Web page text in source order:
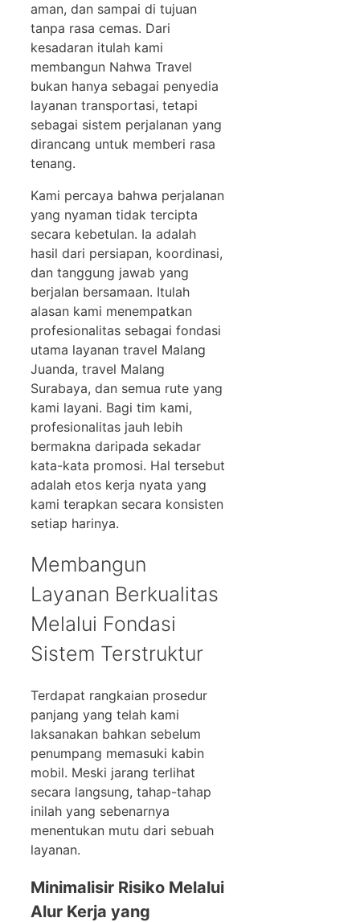
aman, dan sampai di tujuan
tanpa rasa cemas. Dari
kesadaran itulah kami
membangun Nahwa Travel
bukan hanya sebagai penyedia
layanan transportasi, tetapi
sebagai sistem perjalanan yang
dirancang untuk memberi rasa
tenang.
Kami percaya bahwa perjalanan
yang nyaman tidak tercipta
secara kebetulan. Ia adalah
hasil dari persiapan, koordinasi,
dan tanggung jawab yang
berjalan bersamaan. Itulah
alasan kami menempatkan
profesionalitas sebagai fondasi
utama layanan travel Malang
Juanda, travel Malang
Surabaya, dan semua rute yang
kami layani. Bagi tim kami,
profesionalitas jauh lebih
bermakna daripada sekadar
kata-kata promosi. Hal tersebut
adalah etos kerja nyata yang
kami terapkan secara konsisten
setiap harinya.
Membangun
Layanan Berkualitas
Melalui Fondasi
Sistem Terstruktur
Terdapat rangkaian prosedur
panjang yang telah kami
laksanakan bahkan sebelum
penumpang memasuki kabin
mobil. Meski jarang terlihat
secara langsung, tahap-tahap
inilah yang sebenarnya
menentukan mutu dari sebuah
layanan.
Minimalisir Risiko Melalui
Alur Kerja yang